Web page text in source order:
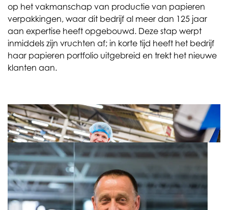
op het vakmanschap van productie van papieren
verpakkingen, waar dit bedrijf al meer dan 125 jaar
aan expertise heeft opgebouwd. Deze stap werpt
inmiddels zijn vruchten af; in korte tijd heeft het bedrijf
haar papieren portfolio uitgebreid en trekt het nieuwe
klanten aan.
Klaar voor de toekomst
Met investeringen in nieuwe technologieën, duurzame
verpakkingsoplossingen en interne processen heeft